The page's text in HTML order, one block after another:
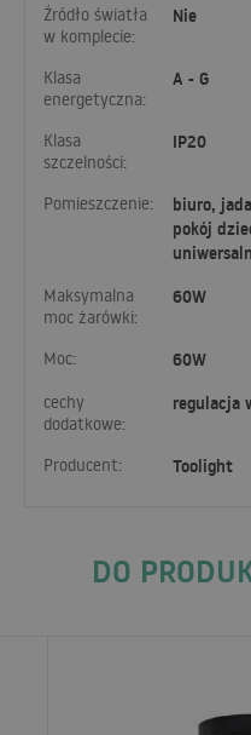
Źródło światła
w komplecie:
Nie
Klasa
energetyczna:
A - G
Klasa
szczelności:
IP20
Pomieszczenie:
biuro,
pokój
Maksymalna
moc żarówki:
60W
Moc: 60W
cechy
dodatkowe:
regulacja
Producent: Toolight
DO